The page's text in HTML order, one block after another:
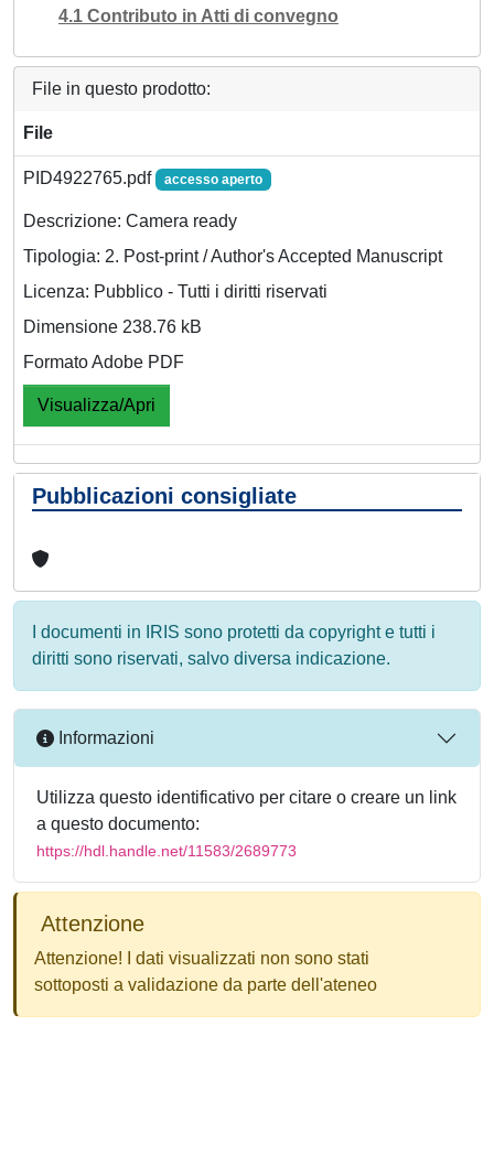
4.1 Contributo in Atti di convegno
File in questo prodotto:
File
PID4922765.pdf accesso aperto
Descrizione: Camera ready
Tipologia: 2. Post-print / Author's Accepted Manuscript
Licenza: Pubblico - Tutti i diritti riservati
Dimensione 238.76 kB
Formato Adobe PDF
Visualizza/Apri
Pubblicazioni consigliate
I documenti in IRIS sono protetti da copyright e tutti i
diritti sono riservati, salvo diversa indicazione.
Informazioni
Utilizza questo identificativo per citare o creare un link
a questo documento:
https://hdl.handle.net/11583/2689773
Attenzione
Attenzione! I dati visualizzati non sono stati
sottoposti a validazione da parte dell'ateneo